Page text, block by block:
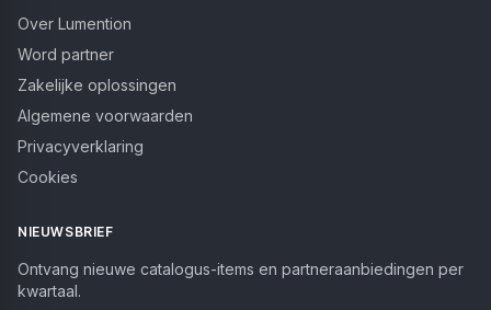
Over Lumention
Word partner
Zakelijke oplossingen
Algemene voorwaarden
Privacyverklaring
Cookies
NIEUWSBRIEF
Ontvang nieuwe catalogus-items en partneraanbiedingen per
kwartaal.